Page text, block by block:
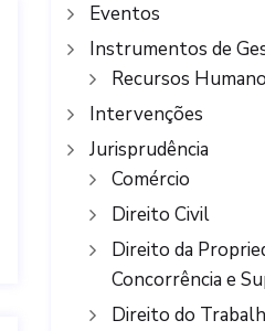
Eventos
Instrumentos de
Recursos
Intervenções
Jurisprudência
Comércio
Direito Civil
Direito da
Concorrência e
Direito do